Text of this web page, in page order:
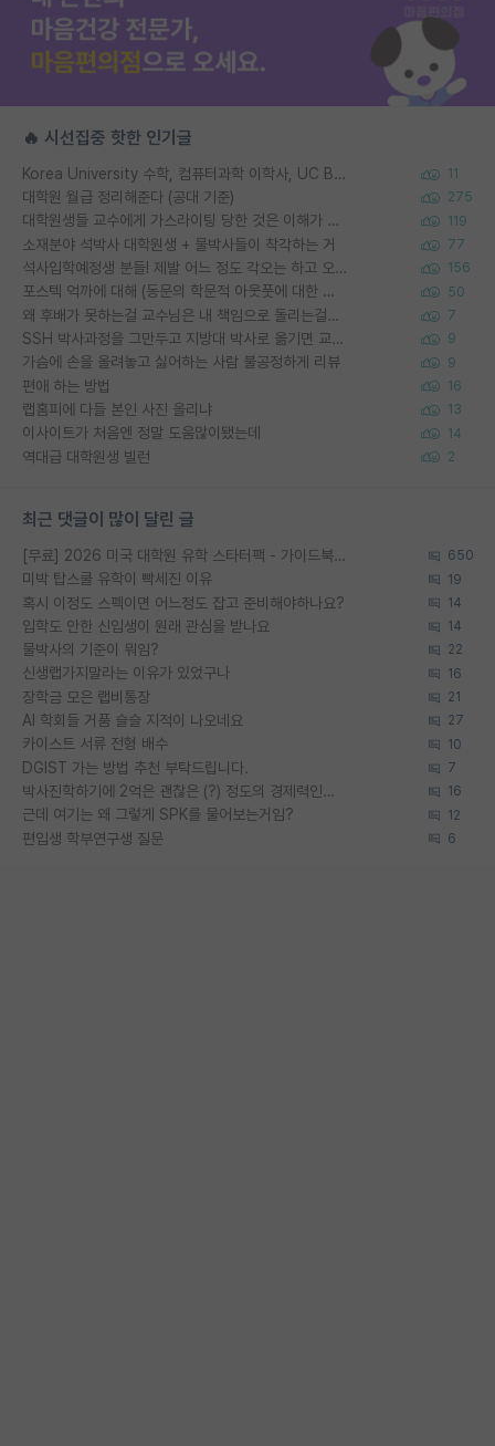
🔥 시선집중 핫한 인기글
Korea University 수학, 컴퓨터과학 이학사, UC Berkeley 산업공학 대학원 공학박사가 되는 것은 쉽지 않겠죠? 11
대학원 월급 정리해준다 (공대 기준) 275
대학원생들 교수에게 가스라이팅 당한 것은 이해가 갑니다. 안타깝네요. 119
소재분야 석박사 대학원생 + 물박사들이 착각하는 거 77
석사입학예정생 분들! 제발 어느 정도 각오는 하고 오세요. 156
포스텍 억까에 대해 (동문의 학문적 아웃풋에 대한 반박) 50
왜 후배가 못하는걸 교수님은 내 책임으로 돌리는걸까요? 7
SSH 박사과정을 그만두고 지방대 박사로 옮기면 교수의 꿈은 끝일까요? 9
가슴에 손을 올려놓고 싫어하는 사람 불공정하게 리뷰 9
편애 하는 방법 16
랩홈피에 다들 본인 사진 올리냐 13
이사이트가 처음엔 정말 도움많이됐는데 14
역대급 대학원생 빌런 2
최근 댓글이 많이 달린 글
[무료] 2026 미국 대학원 유학 스타터팩 - 가이드북 & 합격자 컨택메일 템플릿 650
미박 탑스쿨 유학이 빡세진 이유 19
혹시 이정도 스펙이면 어느정도 잡고 준비해야하나요? 14
입학도 안한 신입생이 원래 관심을 받나요 14
물박사의 기준이 뭐임? 22
신생랩가지말라는 이유가 있었구나 16
장학금 모은 랩비통장 21
AI 학회들 거품 슬슬 지적이 나오네요 27
카이스트 서류 전형 배수 10
DGIST 가는 방법 추천 부탁드립니다. 7
박사진학하기에 2억은 괜찮은 (?) 정도의 경제력인가요 16
근데 여기는 왜 그렇게 SPK를 물어보는거임? 12
편입생 학부연구생 질문 6